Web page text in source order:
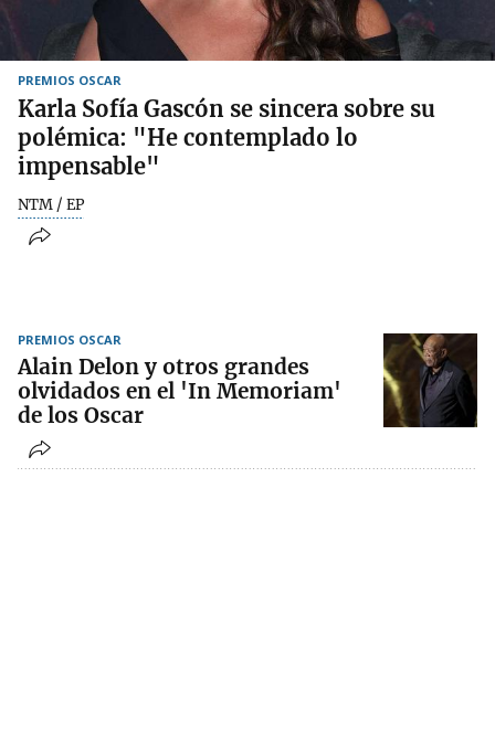
PREMIOS OSCAR
Karla Sofía Gascón se sincera sobre su
polémica: "He contemplado lo
impensable"
NTM / EP
PREMIOS OSCAR
Alain Delon y otros grandes
olvidados en el 'In Memoriam'
de los Oscar